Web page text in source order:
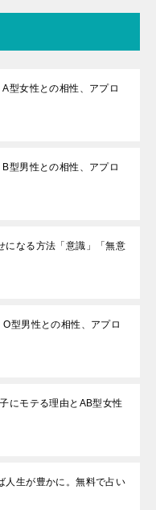
型女性との相性、アプロ
型男性との相性、アプロ
になる方法「意識」「無意
型男性との相性、アプロ
にモテる理由とAB型女性
人生が豊かに。無料で占い